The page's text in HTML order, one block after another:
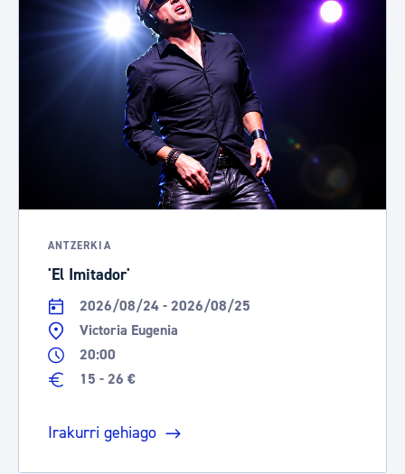
ANTZERKIA
'El Imitador'
2026/08/24 - 2026/08/25
Victoria Eugenia
20:00
15 - 26 €
Irakurri gehiago